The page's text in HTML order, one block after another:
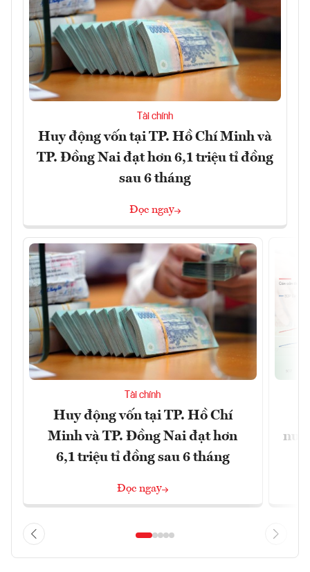
Tài chính
Huy động vốn tại TP. Hồ Chí Minh và
TP. Đồng Nai đạt hơn 6,1 triệu tỉ đồng
sau 6 tháng
Đọc ngay
Tài chính
Huy động vốn tại TP. Hồ Chí
Minh và TP. Đồng Nai đạt hơn
6,1 triệu tỉ đồng sau 6 tháng
Đọc ngay